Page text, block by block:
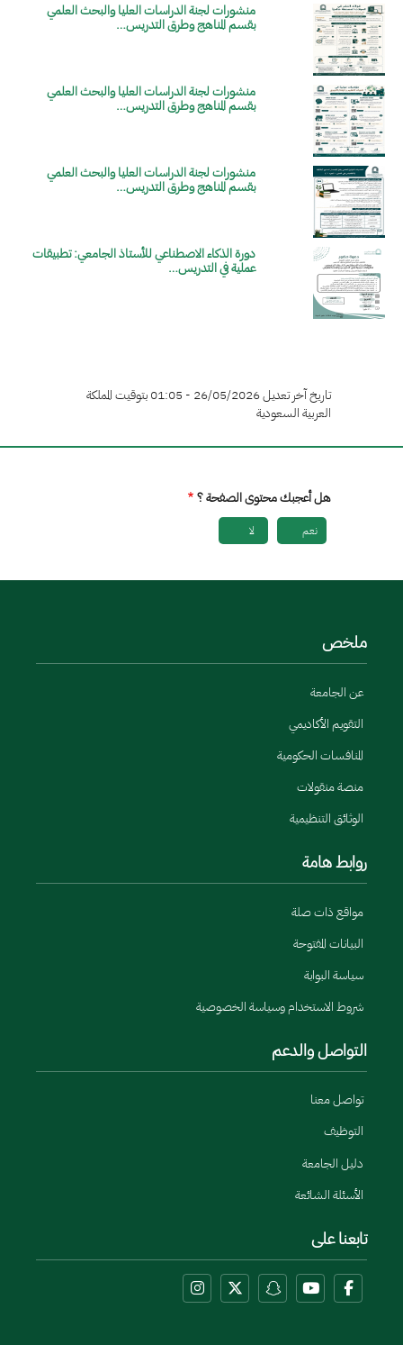
الصورة منشورات لجنة الدراسات العليا والبحث العلمي
بقسم المناهج وطرق التدريس…
الصورة منشورات لجنة الدراسات العليا والبحث العلمي
بقسم المناهج وطرق التدريس…
الصورة منشورات لجنة الدراسات العليا والبحث العلمي
بقسم المناهج وطرق التدريس…
الصورة دورة الذكاء الاصطناعي للأستاذ الجامعي: تطبيقات
عملية في التدريس…
تاريخ آخر تعديل 26/05/2026 - 01:05 بتوقيت المملكة
العربية السعودية
هل أعجبك محتوى الصفحة ؟
نعم لا
ملخص
عن الجامعة
التقويم الأكاديمي
المنافسات الحكومية
منصة منقولات
الوثائق التنظيمية
روابط هامة
مواقع ذات صلة
البيانات المفتوحة
سياسة البوابة
شروط الاستخدام وسياسة الخصوصية
التواصل والدعم
تواصل معنا
التوظيف
دليل الجامعة
الأسئلة الشائعة
تابعنا على